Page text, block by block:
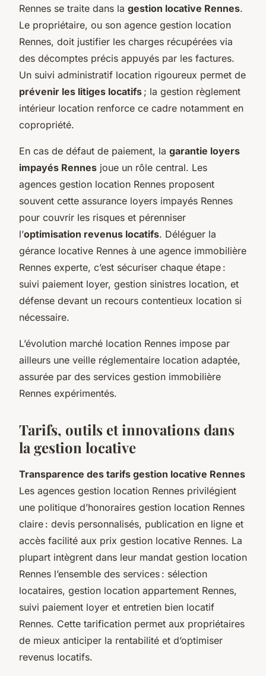
Rennes se traite dans la gestion locative Rennes.
Le propriétaire, ou son agence gestion location
Rennes, doit justifier les charges récupérées via
des décomptes précis appuyés par les factures.
Un suivi administratif location rigoureux permet de
prévenir les litiges locatifs ; la gestion règlement
intérieur location renforce ce cadre notamment en
copropriété.
En cas de défaut de paiement, la garantie loyers
impayés Rennes joue un rôle central. Les
agences gestion location Rennes proposent
souvent cette assurance loyers impayés Rennes
pour couvrir les risques et pérenniser
l’optimisation revenus locatifs. Déléguer la
gérance locative Rennes à une agence immobilière
Rennes experte, c’est sécuriser chaque étape :
suivi paiement loyer, gestion sinistres location, et
défense devant un recours contentieux location si
nécessaire.
L’évolution marché location Rennes impose par
ailleurs une veille réglementaire location adaptée,
assurée par des services gestion immobilière
Rennes expérimentés.
Tarifs, outils et innovations dans
la gestion locative
Transparence des tarifs gestion locative Rennes
Les agences gestion location Rennes privilégient
une politique d’honoraires gestion location Rennes
claire : devis personnalisés, publication en ligne et
accès facilité aux prix gestion locative Rennes. La
plupart intègrent dans leur mandat gestion location
Rennes l’ensemble des services : sélection
locataires, gestion location appartement Rennes,
suivi paiement loyer et entretien bien locatif
Rennes. Cette tarification permet aux propriétaires
de mieux anticiper la rentabilité et d’optimiser
revenus locatifs.